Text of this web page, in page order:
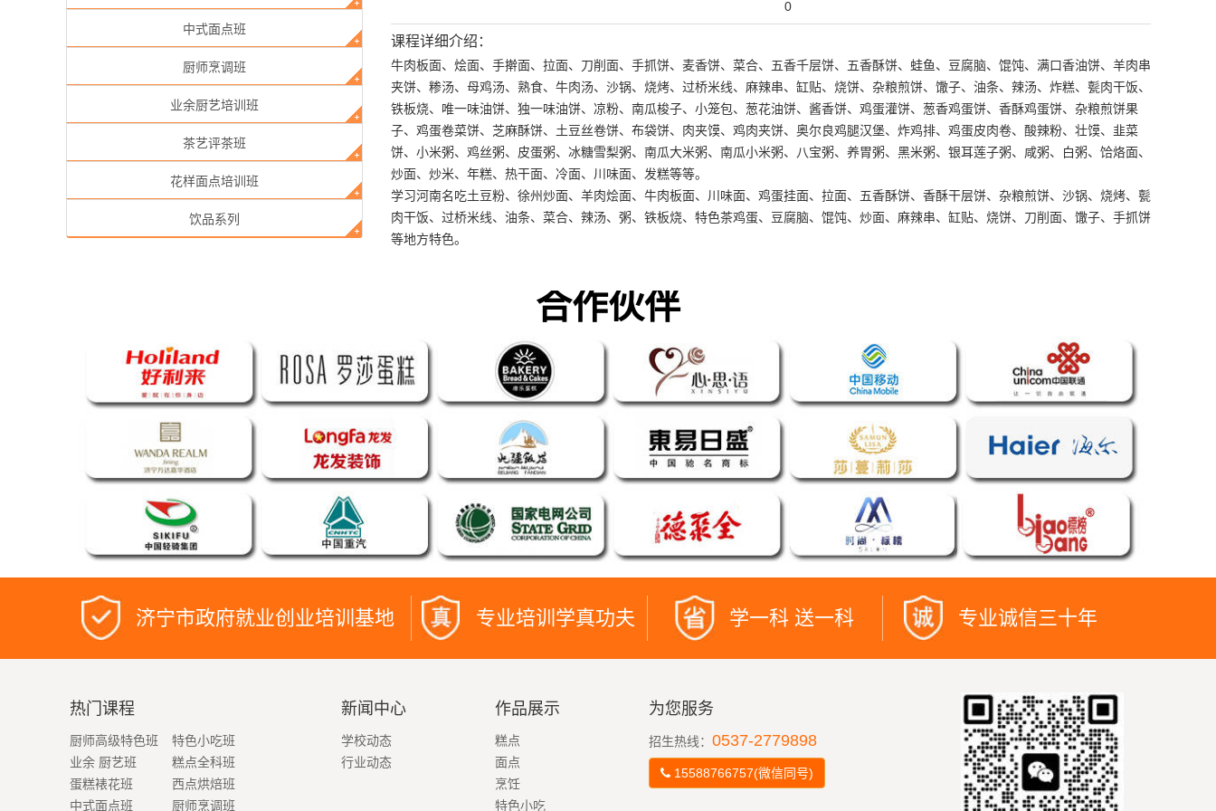
1 3
中式面点班
厨师烹调班
业余厨艺培训班
茶艺评茶班
花样面点培训班
饮品系列
0
课程详细介绍：
牛肉板面、烩面、手擀面、拉面、刀削面、手抓饼、麦香饼、菜合、五香千层饼、五香酥饼、蛙鱼、豆腐脑、馄饨、满口香油饼、羊肉串
夹饼、糁汤、母鸡汤、熟食、牛肉汤、沙锅、烧烤、过桥米线、麻辣串、缸贴、烧饼、杂粮煎饼、馓子、油条、辣汤、炸糕、甏肉干饭、
铁板烧、唯一味油饼、独一味油饼、凉粉、南瓜梭子、小笼包、葱花油饼、酱香饼、鸡蛋灌饼、葱香鸡蛋饼、香酥鸡蛋饼、杂粮煎饼果
子、鸡蛋卷菜饼、芝麻酥饼、土豆丝卷饼、布袋饼、肉夹馍、鸡肉夹饼、奥尔良鸡腿汉堡、炸鸡排、鸡蛋皮肉卷、酸辣粉、壮馍、韭菜
饼、小米粥、鸡丝粥、皮蛋粥、冰糖雪梨粥、南瓜大米粥、南瓜小米粥、八宝粥、养胃粥、黑米粥、银耳莲子粥、咸粥、白粥、饸烙面、
炒面、炒米、年糕、热干面、冷面、川味面、发糕等等。
学习河南名吃土豆粉、徐州炒面、羊肉烩面、牛肉板面、川味面、鸡蛋挂面、拉面、五香酥饼、香酥干层饼、杂粮煎饼、沙锅、烧烤、甏
肉干饭、过桥米线、油条、菜合、辣汤、粥、铁板烧、特色茶鸡蛋、豆腐脑、馄饨、炒面、麻辣串、缸贴、烧饼、刀削面、馓子、手抓饼
等地方特色。
合作伙伴
济宁市政府就业创业培训基地 专业培训学真功夫 学一科 送一科 专业诚信三十年
热门课程
厨师高级特色班
特色小吃班
业余 厨艺班
糕点全科班
蛋糕裱花班
西点烘焙班
中式面点班
厨师烹调班
新闻中心
学校动态
行业动态
作品展示
糕点
面点
烹饪
特色小吃
为您服务
招生热线： 0537-2779898
15588766757(微信同号)